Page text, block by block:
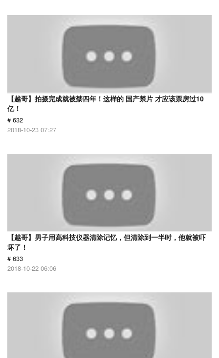
【越哥】拍摄完成就被禁四年！这样的 国产禁片 才应该票房过10
亿！
# 632
2018-10-23 07:27
【越哥】男子用高科技仪器清除记忆，但清除到一半时，他就被吓
坏了！
# 633
2018-10-22 06:06